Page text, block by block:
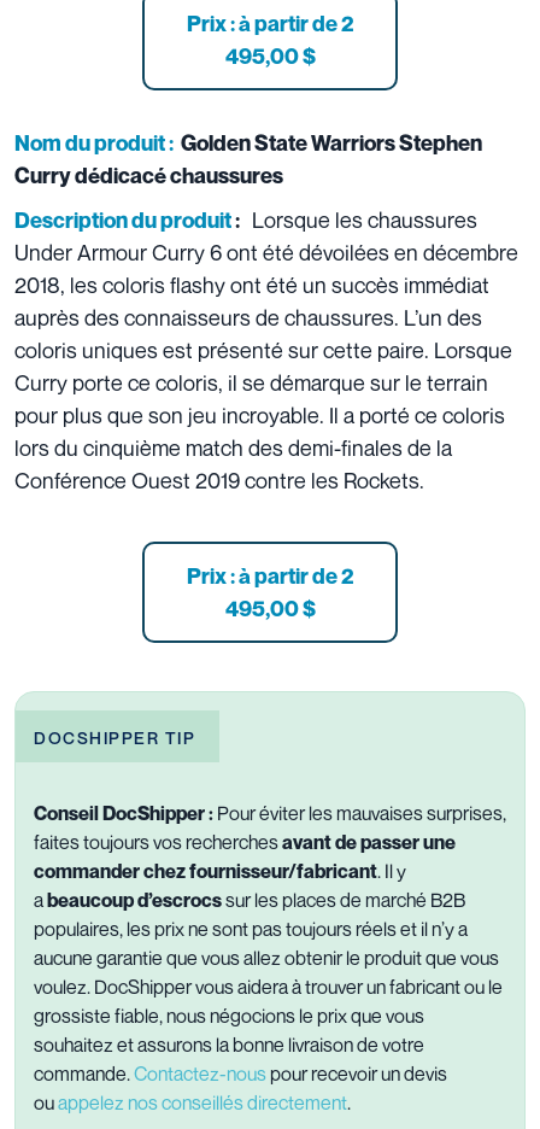
Prix : à partirde 2
495,00 $
Nom du produit : Golden State Warriors Stephen
Curry dédicacé chaussures
Description du produit: Lorsque les chaussures
Under Armour Curry 6 ont été dévoilées en décembre
2018, les coloris flashy ont été un succès immédiat
auprès des connaisseurs de chaussures. L’un des
coloris uniques est présenté sur cette paire. Lorsque
Curry porte ce coloris, il se démarque sur le terrain
pour plus que son jeu incroyable. Il a porté ce coloris
lors du cinquième match des demi-finales de la
Conférence Ouest 2019 contre les Rockets.
Prix : à partirde 2
495,00 $
DOCSHIPPER TIP
Conseil DocShipper : Pour éviter les mauvaises surprises,
faites toujours vos recherchesavant de passer une
commander chez fournisseur/fabricant. Il y
abeaucoup d’escrocssur les places de marché B2B
populaires, les prix ne sont pas toujours réels et il n’y a
aucune garantie que vous allez obtenir le produit que vous
voulez. DocShipper vous aidera à trouver un fabricant ou le
grossiste fiable, nous négocions le prix que vous
souhaitez et assurons la bonne livraison de votre
commande.Contactez-nouspour recevoir un devis
ouappelez nos conseillés directement.